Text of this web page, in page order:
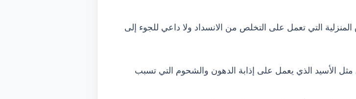
التي تعمل على التخلص من الانسداد ولا داعي للجوء إلى
مثل الأسيد الذي يعمل على إذابة الدهون والشحوم التي تسبب